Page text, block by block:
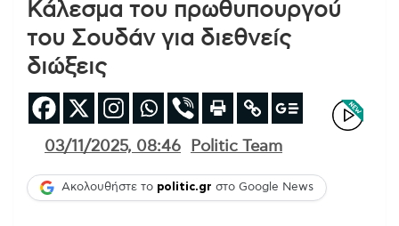
Κάλεσμα του πρωθυπουργού
του Σουδάν για διεθνείς
διώξεις
03/11/2025, 08:46 Politic Team
Ακολουθήστε το politic.gr στο Google News